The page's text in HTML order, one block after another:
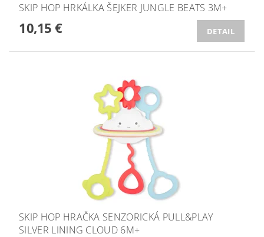
SKIP HOP HRKÁLKA ŠEJKER JUNGLE BEATS 3M+
10,15 € DETAIL
SKIP HOP HRAČKA SENZORICKÁ PULL&PLAY
SILVER LINING CLOUD 6M+